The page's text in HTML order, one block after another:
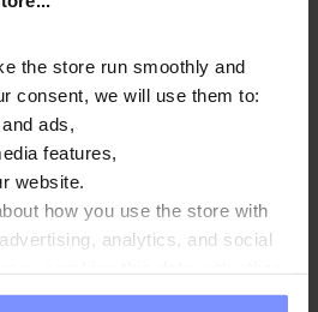
the store run smoothly and
consent, we will use them to:
ads,
features,
website.
how you use the store with
analytics, and social
to them or that they have